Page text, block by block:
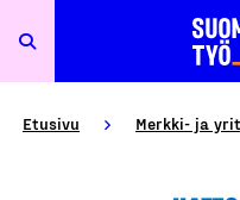
Etusivu Merkki- ja